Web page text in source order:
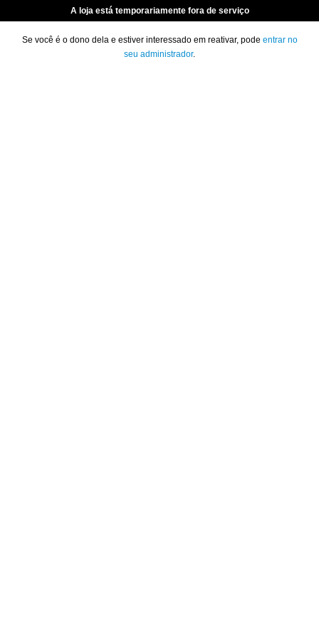
A loja está temporariamente fora de serviço
Se você é o dono dela e estiver interessado em reativar, pode entrar no
seu administrador.